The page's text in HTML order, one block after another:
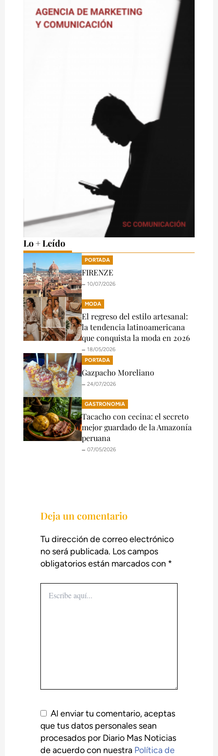
Lo + Leído
PORTADA
FIRENZE
🗕️ 10/07/2026
MODA
El regreso del estilo artesanal:
la tendencia latinoamericana
que conquista la moda en 2026
🗕️ 18/05/2026
PORTADA
Gazpacho Moreliano
🗕️ 24/07/2026
GASTRONOMíA
Tacacho con cecina: el secreto
mejor guardado de la Amazonía
peruana
🗕️ 07/05/2026
Deja un comentario
Tu dirección de correo electrónico
no será publicada. Los campos
obligatorios están marcados con *
aquí...
Al enviar tu comentario, aceptas
que tus datos personales sean
procesados por Diario Mas Noticias
de acuerdo con nuestra Política de